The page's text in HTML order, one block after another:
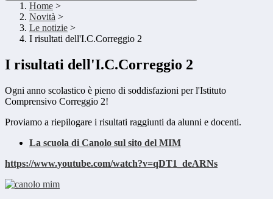
Home >
Novità >
Le notizie >
I risultati dell'I.C.Correggio 2
I risultati dell'I.C.Correggio 2
Ogni anno scolastico è pieno di soddisfazioni per l'Istituto
Comprensivo Correggio 2!
Proviamo a riepilogare i risultati raggiunti da alunni e docenti.
La scuola di Canolo sul sito del MIM
https://www.youtube.com/watch?v=qDT1_deARNs